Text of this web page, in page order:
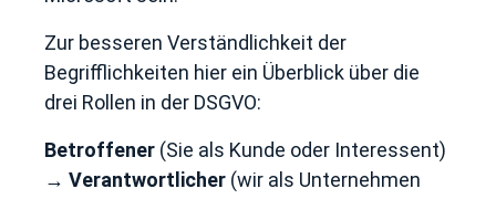
Zur besseren Verständlichkeit der
Begrifflichkeiten hier ein Überblick über die
drei Rollen in der DSGVO:
Betroffener (Sie als Kunde oder Interessent)
→ Verantwortlicher (wir als Unternehmen